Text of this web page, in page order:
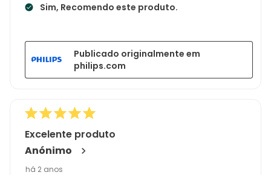
Sim, Recomendo este produto.
Publicado originalmente em
philips.com
Excelente produto
Anónimo
há 2 anos